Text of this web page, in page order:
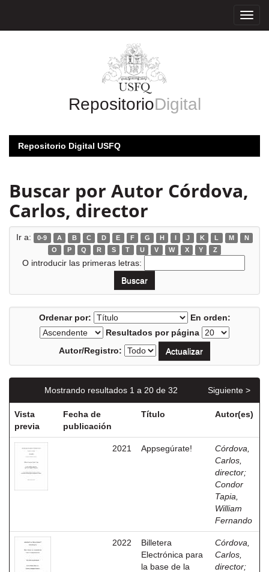
RepositorioDigital
Repositorio Digital USFQ
Buscar por Autor Córdova,
Carlos, director
Ir a: 0-9 A B C D E F G H I J K L M
N
O
P Q R S T U V W X Y Z
O introducir las primeras letras:
Ordenar por:
En orden:
Resultados por página
Autor/Registro:
Mostrando resultados 1 a 20 de 32 Siguiente >
Vista
previa
Fecha de
publicación
Título Autor(es)
2021 Appsegúrate!
Córdova,
Carlos,
director;
Condor
Tapia,
William
Fernando
2022
Billetera
Electrónica para
la base de la
Córdova,
Carlos,
director;